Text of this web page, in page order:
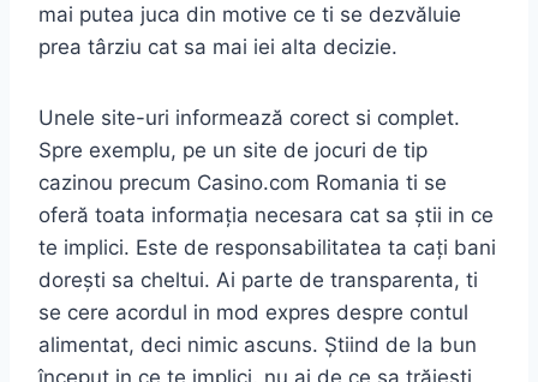
mai putea juca din motive ce ti se dezvăluie
prea târziu cat sa mai iei alta decizie.
Unele site-uri informează corect si complet.
Spre exemplu, pe un site de jocuri de tip
cazinou precum Casino.com Romania ti se
oferă toata informația necesara cat sa știi in ce
te implici. Este de responsabilitatea ta cați bani
dorești sa cheltui. Ai parte de transparenta, ti
se cere acordul in mod expres despre contul
alimentat, deci nimic ascuns. Știind de la bun
început in ce te implici, nu ai de ce sa trăiești